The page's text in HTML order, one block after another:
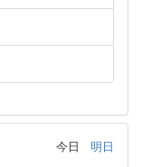
今日 明日